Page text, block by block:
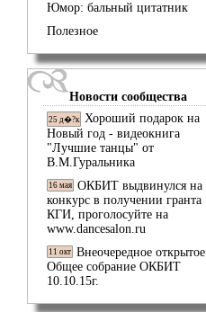
Юмор: бальный цитатник
Полезное
Новости сообщества
25 д�?к Хороший подарок на
Новый год - видеокнига
"Лучшие танцы" от
В.М.Гуральника
16 мая ОКБИТ выдвинулся на
конкурс в получении гранта
КГИ, проголосуйте на
www.dancesalon.ru
11 окт Внеочередное открытое
Общее собрание ОКБИТ
10.10.15г.